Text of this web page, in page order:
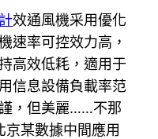
效通風機采用優化
速率可控效力高，
高效低耗，適用于
信息設備負載率范
，但美麗……不那
京某數據中間應用